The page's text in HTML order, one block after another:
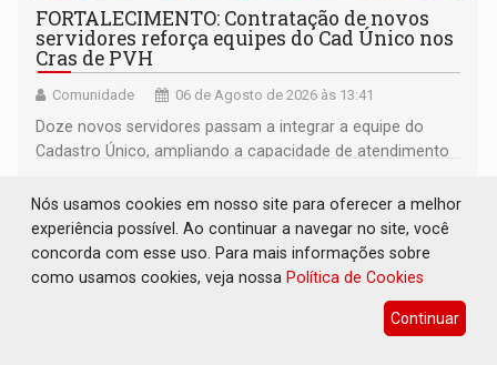
FORTALECIMENTO: Contratação de novos
servidores reforça equipes do Cad Único nos
Cras de PVH
Comunidade 06 de Agosto de 2026 às 13:41
Doze novos servidores passam a integrar a equipe do
Cadastro Único, ampliando a capacidade de atendimento
Nós usamos cookies em nosso site para oferecer a melhor
experiência possível. Ao continuar a navegar no site, você
concorda com esse uso. Para mais informações sobre
como usamos cookies, veja nossa Política de Cookies
Continuar